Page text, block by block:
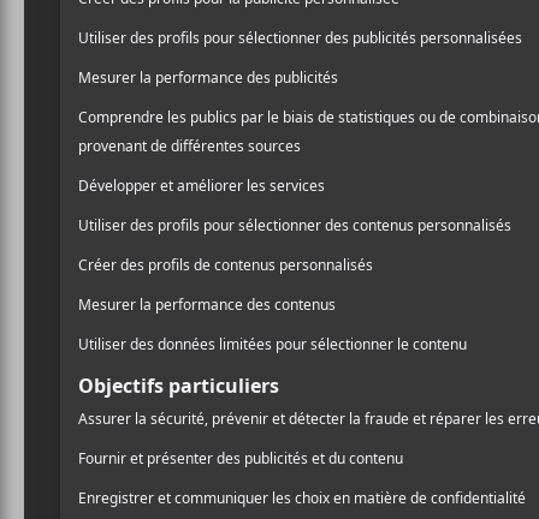
5
— 3
C’est une
occupée qui
paraissent